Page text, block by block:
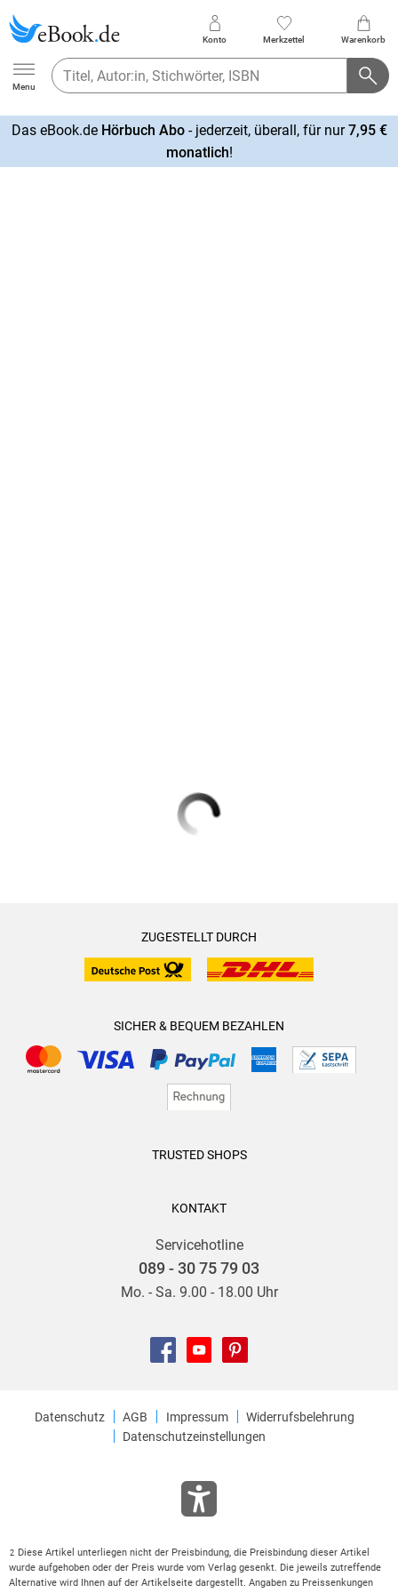
Ebook.de
Menu
Konto Merkzettel Warenkorb
Das eBook.de Hörbuch Abo- jederzeit, überall, für nur7,95 €
monatlich!
ZUGESTELLT DURCH
SICHER & BEQUEM BEZAHLEN
TRUSTED SHOPS
KONTAKT
Servicehotline
089 - 30 75 79 03
Mo. - Sa. 9.00 - 18.00 Uhr
Datenschutz AGB Impressum
Widerrufsbelehrung
Datenschutzeinstellungen
2 Diese Artikel unterliegen nicht der Preisbindung, die Preisbindung dieser Artikel
wurde aufgehoben oder der Preis wurde vom Verlag gesenkt. Die jeweils zutreffende
Alternative wird Ihnen auf der Artikelseite dargestellt. Angaben zu Preissenkungen